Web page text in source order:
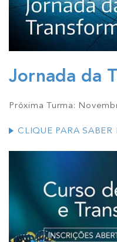
Jornada da
Próxima Turma:
CLIQUE PARA SABER